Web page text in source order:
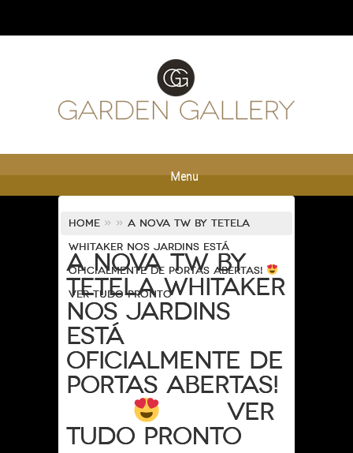
Menu
Home » » A nova TW By Tetela
Whitaker nos Jardins está
oficialmente de portas abertas!
Ver tudo pronto
A nova TW By
Tetela Whitaker
nos Jardins
está
oficialmente de
portas abertas!
Ver
tudo pronto